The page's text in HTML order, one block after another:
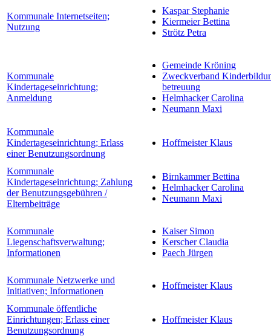
Kommunale Internetseiten;
Nutzung
Kaspar Stephanie
Kiermeier Bettina
Strötz Petra
Kommunale
Kindertageseinrichtung;
Anmeldung
Gemeinde Kröning
Zweckverband
betreuung
Helmhacker Carolina
Neumann Maxi
Kommunale
Kindertageseinrichtung; Erlass
einer Benutzungsordnung
Hoffmeister Klaus
Kommunale
Kindertageseinrichtung; Zahlung
der Benutzungsgebühren /
Elternbeiträge
Birnkammer Bettina
Helmhacker Carolina
Neumann Maxi
Kommunale
Liegenschaftsverwaltung;
Informationen
Kaiser Simon
Kerscher Claudia
Paech Jürgen
Kommunale Netzwerke und
Initiativen; Informationen
Hoffmeister Klaus
Kommunale öffentliche
Einrichtungen; Erlass einer
Benutzungsordnung
Hoffmeister Klaus